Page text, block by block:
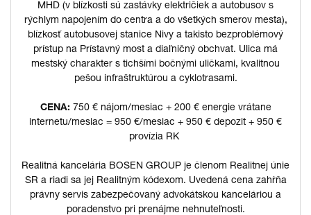
MHD (v blízkosti sú zastávky električiek a autobusov s
rýchlym napojením do centra a do všetkých smerov mesta),
blízkosť autobusovej stanice Nivy a takisto bezproblémový
prístup na Prístavný most a diaľničný obchvat. Ulica má
mestský charakter s tichšími bočnými uličkami, kvalitnou
pešou infraštruktúrou a cyklotrasami.
CENA: 750 € nájom/mesiac + 200 € energie vrátane
internetu/mesiac = 950 €/mesiac + 950 € depozit + 950 €
provízia RK
Realitná kancelária BOSEN GROUP je členom Realitnej únie
SR a riadi sa jej Realitným kódexom. Uvedená cena zahŕňa
právny servis zabezpečovaný advokátskou kanceláriou a
poradenstvo pri prenájme nehnuteľnosti.